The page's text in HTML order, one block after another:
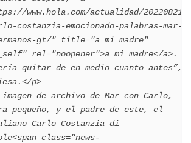
www.hola.com/actualidad/202208212
costanzia-emocionado-palabras-mar-
gt/" title="a mi madre"
rel="noopener">a mi madre</a>.
quitar de en medio cuanto antes”,
p>
imagen de archivo de Mar con Carlo,
pequeño, y el padre de este, el
Carlo Costanzia di
class="news-